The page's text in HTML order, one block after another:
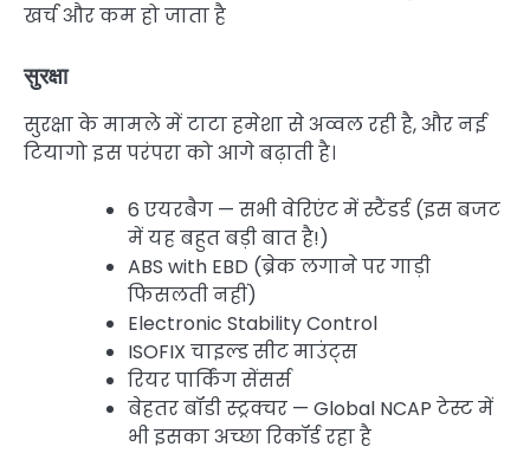
खर्च और कम हो जाता है
सुरक्षा
सुरक्षा के मामले में टाटा हमेशा से अव्वल रही है, और नई
टियागो इस परंपरा को आगे बढ़ाती है।
6 एयरबैग — सभी वेरिएंट में स्टैंडर्ड (इस बजट
में यह बहुत बड़ी बात है!)
ABS with EBD (ब्रेक लगाने पर गाड़ी
फिसलती नहीं)
Electronic Stability Control
ISOFIX चाइल्ड सीट माउंट्स
रियर पार्किंग सेंसर्स
बेहतर बॉडी स्ट्रक्चर — Global NCAP टेस्ट में
भी इसका अच्छा रिकॉर्ड रहा है